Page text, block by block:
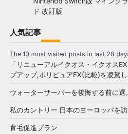
ド 改訂版
人気記事
The 10 most visited posts in last 28
「リニューアルイクオス・イクオス
プアップ,ポリピュアEX(比較)を凌駕
ウォーターサーバーを後悔する前に選
私のカントリー 日本のヨーロッパを
育毛促進プラン